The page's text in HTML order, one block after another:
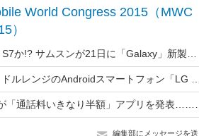
World Congress 2015（MWC
）
編集部にメッセージを送